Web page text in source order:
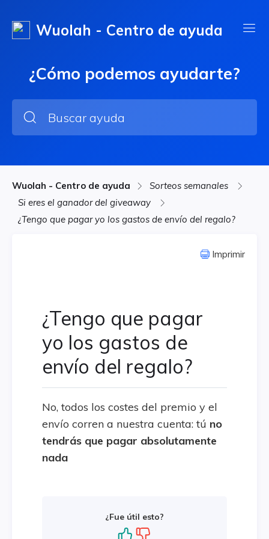
Wuolah - Centro de ayuda
¿Cómo podemos ayudarte?
Wuolah - Centro de ayuda
Sorteos semanales
Si eres el ganador del giveaway
¿Tengo que pagar yo los gastos de envío del regalo?
Imprimir
¿Tengo que pagar
yo los gastos de
envío del regalo?
No, todos los costes del premio y el
envío corren a nuestra cuenta: tú no
tendrás que pagar absolutamente
nada
¿Fue útil esto?